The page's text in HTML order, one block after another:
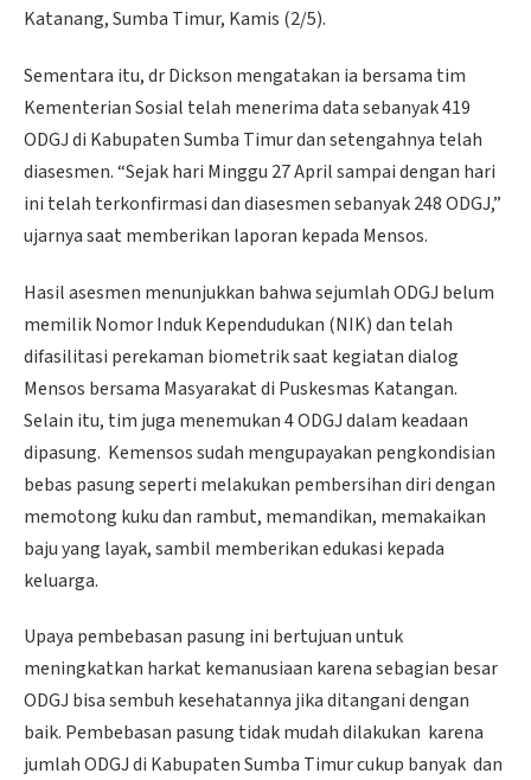
Katanang, Sumba Timur, Kamis (2/5).
Sementara itu, dr Dickson mengatakan ia bersama tim
Kementerian Sosial telah menerima data sebanyak 419
ODGJ di Kabupaten Sumba Timur dan setengahnya telah
diasesmen. “Sejak hari Minggu 27 April sampai dengan hari
ini telah terkonfirmasi dan diasesmen sebanyak 248 ODGJ,”
ujarnya saat memberikan laporan kepada Mensos.
Hasil asesmen menunjukkan bahwa sejumlah ODGJ belum
memilik Nomor Induk Kependudukan (NIK) dan telah
difasilitasi perekaman biometrik saat kegiatan dialog
Mensos bersama Masyarakat di Puskesmas Katangan.
Selain itu, tim juga menemukan 4 ODGJ dalam keadaan
dipasung. Kemensos sudah mengupayakan pengkondisian
bebas pasung seperti melakukan pembersihan diri dengan
memotong kuku dan rambut, memandikan, memakaikan
baju yang layak, sambil memberikan edukasi kepada
keluarga.
Upaya pembebasan pasung ini bertujuan untuk
meningkatkan harkat kemanusiaan karena sebagian besar
ODGJ bisa sembuh kesehatannya jika ditangani dengan
baik. Pembebasan pasung tidak mudah dilakukan karena
jumlah ODGJ di Kabupaten Sumba Timur cukup banyak dan